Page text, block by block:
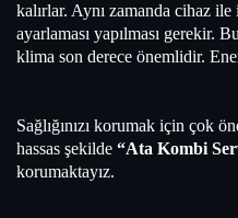
kalırlar. Aynı zamanda cihaz
ayarlaması yapılması gerekir.
klima son derece önemlidir.
Sağlığınızı korumak için çok
hassas şekilde “Ata Kombi
korumaktayız.